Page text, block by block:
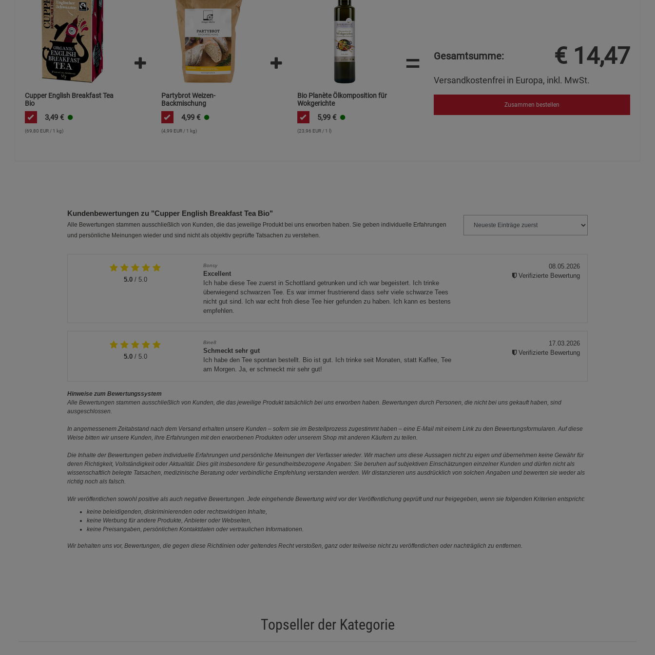
Cupper English Breakfast Tea
Bio
3,49 €
(69,80 EUR / 1 kg)
Partybrot Weizen-
Backmischung
4,99 €
(4,99 EUR / 1 kg)
Bio Planète Ölkomposition für
Wokgerichte
5,99 €
(23,96 EUR / 1 l)
= Gesamtsumme: € 14,47
Versandkostenfrei in Europa, inkl. MwSt.
Zusammen bestellen
Kundenbewertungen zu "Cupper English Breakfast Tea Bio"
Alle Bewertungen stammen ausschließlich von Kunden, die das jeweilige Produkt bei uns erworben haben. Sie geben individuelle Erfahrungen
und persönliche Meinungen wieder und sind nicht als objektiv geprüfte Tatsachen zu verstehen.
5.0/ 5.0
Bonsy
Excellent
Ich habe diese Tee zuerst in Schottland getrunken und ich war begeistert. Ich trinke
überwiegend schwarzen Tee. Es war immer frustrierend dass sehr viele schwarze Tees
nicht gut sind. Ich war echt froh diese Tee hier gefunden zu haben. Ich kann es bestens
empfehlen.
08.05.2026
Verifizierte Bewertung
5.0/ 5.0
Bine8
Schmeckt sehr gut
Ich habe den Tee spontan bestellt. Bio ist gut. Ich trinke seit Monaten, statt Kaffee, Tee
am Morgen. Ja, er schmeckt mir sehr gut!
17.03.2026
Verifizierte Bewertung
Hinweise zum Bewertungssystem
Alle Bewertungen stammen ausschließlich von Kunden, die das jeweilige Produkt tatsächlich bei uns erworben haben. Bewertungen durch Personen, die nicht bei uns gekauft haben, sind
ausgeschlossen.
In angemessenem Zeitabstand nach dem Versand erhalten unsere Kunden – sofern sie im Bestellprozess zugestimmt haben – eine E-Mail mit einem Link zu den Bewertungsformularen. Auf diese
Weise bitten wir unsere Kunden, ihre Erfahrungen mit den erworbenen Produkten oder unserem Shop mit anderen Käufern zu teilen.
Die Inhalte der Bewertungen geben individuelle Erfahrungen und persönliche Meinungen der Verfasser wieder. Wir machen uns diese Aussagen nicht zu eigen und übernehmen keine Gewähr für
deren Richtigkeit, Vollständigkeit oder Aktualität. Dies gilt insbesondere für gesundheitsbezogene Angaben: Sie beruhen auf subjektiven Einschätzungen einzelner Kunden und dürfen nicht als
wissenschaftlich belegte Tatsachen, medizinische Beratung oder verbindliche Empfehlung verstanden werden. Wir distanzieren uns ausdrücklich von solchen Angaben und bewerten sie weder als
richtig noch als falsch.
Wir veröffentlichen sowohl positive als auch negative Bewertungen. Jede eingehende Bewertung wird vor der Veröffentlichung geprüft und nur freigegeben, wenn sie folgenden Kriterien entspricht:
keine beleidigenden, diskriminierenden oder rechtswidrigen Inhalte,
keine Werbung für andere Produkte, Anbieter oder Webseiten,
keine Preisangaben, persönlichen Kontaktdaten oder vertraulichen Informationen.
Wir behalten uns vor, Bewertungen, die gegen diese Richtlinien oder geltendes Recht verstoßen, ganz oder teilweise nicht zu veröffentlichen oder nachträglich zu entfernen.
Topseller der Kategorie
Statistik Cookies (2)
Beschreibung Statistik Cookies
Cookie-Informationenanzeigen
Marketing Cookies (3) Marketing Cookies
Cookie-Informationen anzeigen